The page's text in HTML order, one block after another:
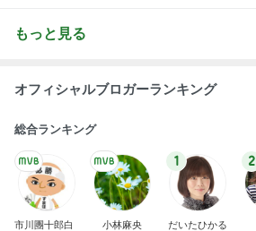
もっと見る
オフィシャルブロガーランキング
総合ランキング
市川團十郎白
小林麻央
1
だいたひかる
2